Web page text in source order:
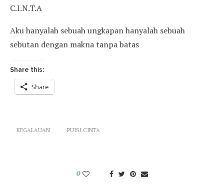
C.I.N.T.A
Aku hanyalah sebuah ungkapan hanyalah sebuah
sebutan dengan makna tanpa batas
Share this:
Share
KEGALAUAN PUISI CINTA
0